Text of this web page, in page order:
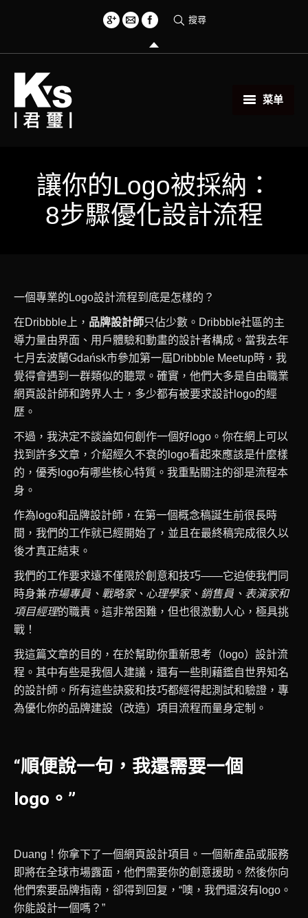
搜尋
菜单
創意小物
關於君璽
聯絡我們
相關新聞
讓你的Logo被採納：
8步驟優化設計流程
一個專業的Logo設計流程到底是怎樣的？
在Dribbble上， 品牌設計師只佔少數。Dribbble社區的主
導力量由界面、用戶體驗和動畫的設計者構成。當我去年
七月去波蘭Gdańsk市參加第一屆Dribbble Meetup時，我
覺得會遇到一群類似的聽眾。確實，他們大多是自由職業
網頁設計師和跨界人士，多少都有被要求設計logo的經
歷。
不過，我決定不談論如何創作一個好logo。你在網上可以
找到許多文章，介紹經久不衰的logo看起來應該是什麼樣
的，優秀logo有哪些核心特質。我重點關注的卻是流程本
身。
作為logo和品牌設計師，在第一個概念稿誕生前很長時
間，我們的工作就已經開始了，並且在最終稿完成很久以
後才真正結束。
我們的工作要求遠不僅限於創意和技巧——它迫使我們同
時身兼市場專員、戰略家、心理學家、銷售員、表演家和
項目經理的職責。這非常困難，但也很激動人心，極具挑
戰！
我這篇文章的目的，在於幫助你重新思考（logo）設計流
程。其中有些是我個人建議，還有一些則藉鑑自世界知名
的設計師。所有這些訣竅和技巧都經得起測試和驗證，專
為優化你的品牌建設（改造）項目流程而量身定制。
“順便說一句，我還需要一個
logo。”
Duang！你拿下了一個網頁設計項目。一個新產品或服務
即將在全球市場露面，他們需要你的創意援助。然後你向
他們索要品牌指南，卻得到回复，“噢，我們還沒有logo。
你能設計一個嗎？”